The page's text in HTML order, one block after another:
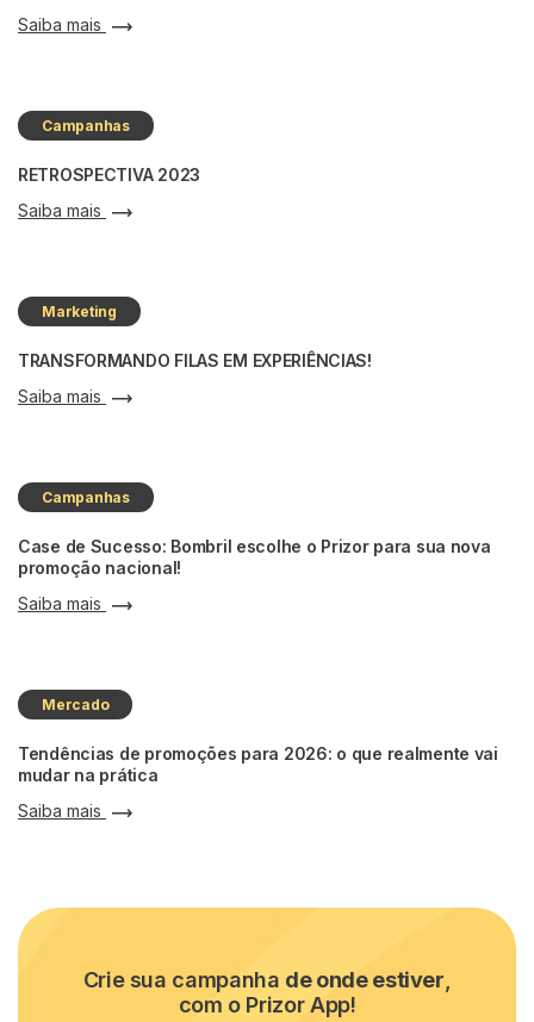
Saiba mais
Campanhas
RETROSPECTIVA 2023
Saiba mais
Marketing
TRANSFORMANDO FILAS EM EXPERIÊNCIAS!
Saiba mais
Campanhas
Case de Sucesso: Bombril escolhe o Prizor para sua nova
promoção nacional!
Saiba mais
Mercado
Tendências de promoções para 2026: o que realmente vai
mudar na prática
Saiba mais
Crie sua campanha de onde estiver
com o Prizor App!